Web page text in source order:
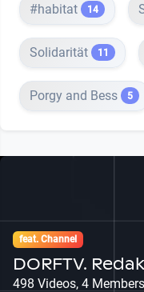
#habitat 14
Solidarität 11
Porgy and Bess 5
feat. Channel
DORFTV.
498 Videos, 4 Members